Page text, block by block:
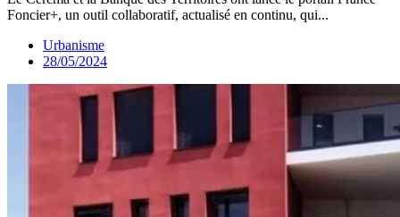
Foncier+, un outil collaboratif, actualisé en continu, qui...
Urbanisme
28/05/2024